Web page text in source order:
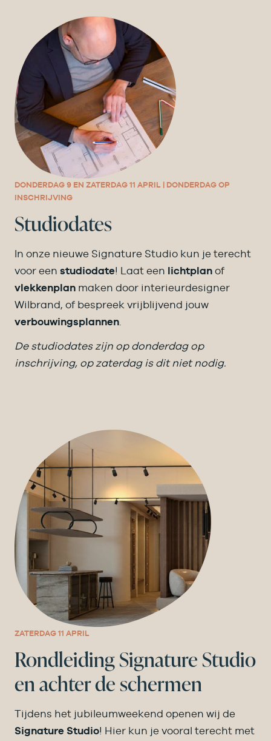
DONDERDAG 9 EN ZATERDAG 11 APRIL | DONDERDAG OP
INSCHRIJVING
Studiodates
In onze nieuwe Signature Studio kun je terecht
voor een studiodate! Laat een lichtplan of
vlekkenplan maken door interieurdesigner
Wilbrand, of bespreek vrijblijvend jouw
verbouwingsplannen.
De studiodates zijn op donderdag op
inschrijving, op zaterdag is dit niet nodig.
ZATERDAG 11 APRIL
Rondleiding Signature Studio
en achter de schermen
Tijdens het jubileumweekend openen wij de
Signature Studio! Hier kun je vooral terecht met